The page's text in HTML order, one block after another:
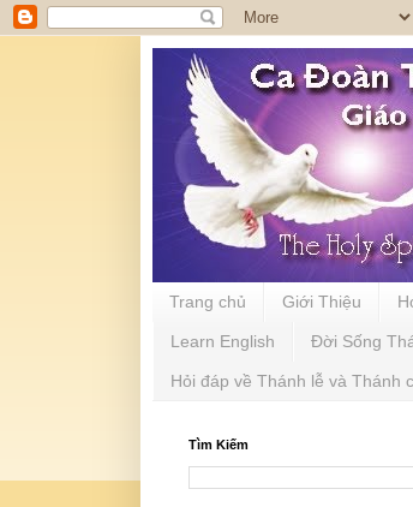
Trang chủ Giới Thiệu
Learn English Đời Sống
Hỏi đáp về Thánh lễ và Thánh
Tìm Kiếm